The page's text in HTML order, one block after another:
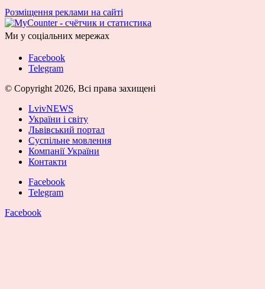
Розміщення реклами на сайті
Ми у соціальних мережах
Facebook
Telegram
© Copyright 2026, Всі права захищені
LvivNEWS
України і світу
Львівський портал
Суспільне мовлення
Компанії України
Контакти
Facebook
Telegram
Facebook